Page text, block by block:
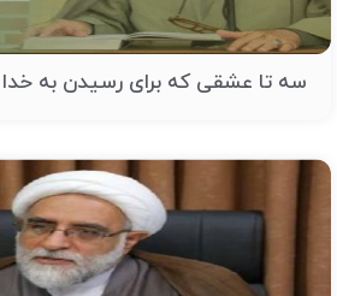
سه تا عشقی که برای رسیدن به خدا